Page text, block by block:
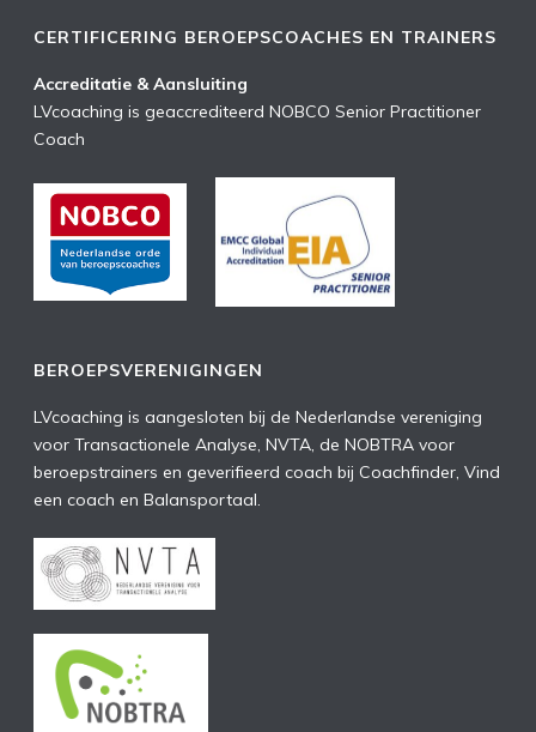
CERTIFICERING BEROEPSCOACHES EN TRAINERS
Accreditatie & Aansluiting
LVcoaching is geaccrediteerd NOBCO Senior Practitioner
Coach
BEROEPSVERENIGINGEN
LVcoaching is aangesloten bij de Nederlandse vereniging
voor Transactionele Analyse, NVTA, de NOBTRA voor
beroepstrainers en geverifieerd coach bij Coachfinder, Vind
een coach en Balansportaal.